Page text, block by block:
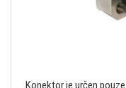
Konektor je určen